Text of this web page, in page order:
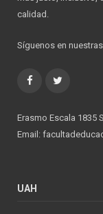
calidad.
Síguenos en
Facebook
Erasmo Escala 1835
Email:
UAH